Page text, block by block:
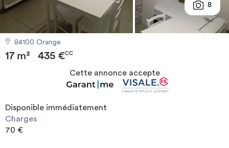
Investir
Blog
8
84100 Orange
17 m² 435 €CC
Cette annonce accepte
Disponible immédiatement
Charges
70 €